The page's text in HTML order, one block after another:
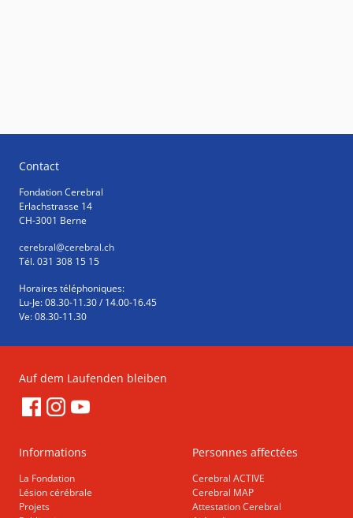
Contact
Fondation Cerebral
Erlachstrasse 14
CH-3001 Berne
cerebral@cerebral.ch
Tél. 031 308 15 15
Horaires téléphoniques:
Lu-Je: 08.30-11.30 / 14.00-16.45
Ve: 08.30-11.30
Auf dem Laufenden bleiben
Informations
La Fondation
Lésion cérébrale
Projets
Personnes affectées
Cerebral ACTIVE
Cerebral MAP
Attestation Cerebral